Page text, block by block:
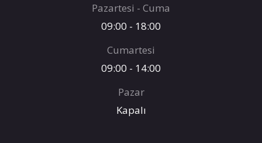
Pazartesi - Cuma
09:00 - 18:00
Cumartesi
09:00 - 14:00
Pazar
Kapalı